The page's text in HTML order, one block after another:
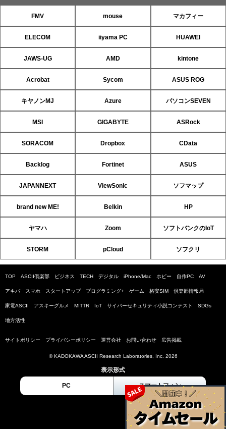
FMV mouse マカフィー
ELECOM iiyama PC HUAWEI
JAWS-UG AMD kintone
Acrobat Sycom ASUS ROG
キヤノンMJ Azure パソコンSEVEN
MSI GIGABYTE ASRock
SORACOM Dropbox CData
Backlog Fortinet ASUS
JAPANNEXT ViewSonic ソフマップ
brand new ME! Belkin HP
ヤマハ Zoom ソフトバンクのIoT
STORM pCloud ソフクリ
TOP ASCII倶楽部 ビジネス TECH デジタル iPhone/Mac ホビー 自作PC AV
アキバ スマホ スタートアップ プログラミング+ ゲーム 格安SIM 倶楽部情報局
家電ASCII アスキーグルメ MITTR IoT サイバーセキュリティ小説コンテスト SDGs
地方活性
サイトポリシー プライバシーポリシー 運営会社 お問い合わせ 広告掲載
© KADOKAWA ASCII Research Laboratories, Inc. 2026
表示形式
PC スマートフォン